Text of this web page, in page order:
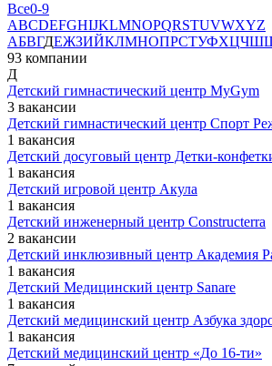
Все0-9
ABCDEFGHIJKLMNOPQRSTUVWXYZ
АБВГДЕЖЗИЙКЛМНОПРСТУФХЦЧШ
93 компании
Д
Детский гимнастический центр MyGym
3 вакансии
Детский гимнастический центр Спорт
1 вакансия
Детский досуговый центр Детки-
1 вакансия
Детский игровой центр Акула
1 вакансия
Детский инженерный центр Constructerra
2 вакансии
Детский инклюзивный центр Академия
1 вакансия
Детский Медицинский центр Sanare
1 вакансия
Детский медицинский центр Азбука
1 вакансия
Детский медицинский центр «До 16-ти»